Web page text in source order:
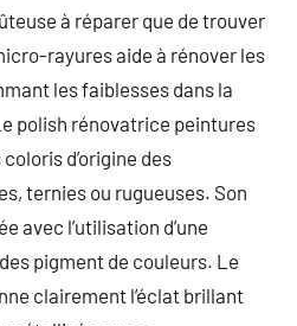
à réparer que de trouver
rayures aide à rénover les
les faiblesses dans la
polish rénovatrice peintures
d’origine des
ternies ou rugueuses. Son
avec l’utilisation d’une
pigment de couleurs. Le
clairement l’éclat brillant